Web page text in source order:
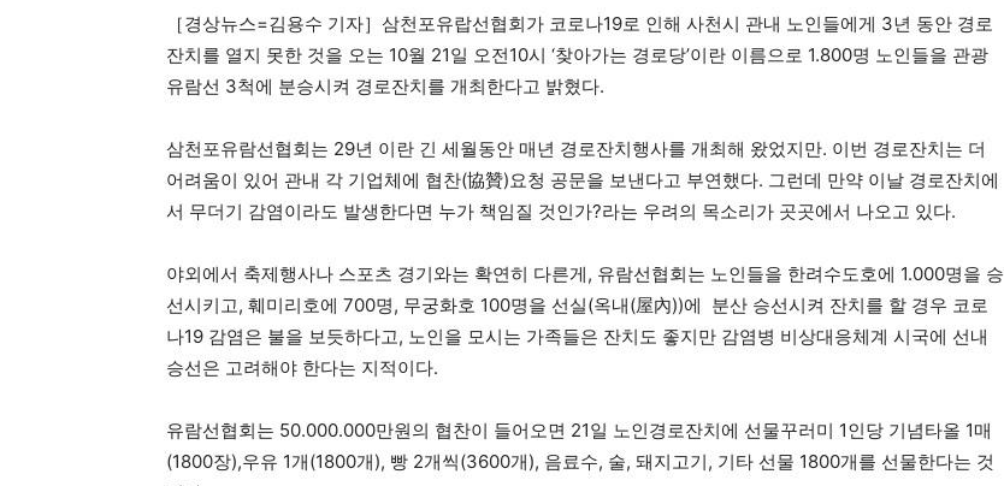
［경상뉴스=김용수 기자］삼천포유랍선협회가 코로나19로 인해 사천시 관내 노인들에게 3년 동안 경로
잔치를 열지 못한 것을 오는 10월 21일 오전10시 ‘찾아가는 경로당’이란 이름으로 1.800명 노인들을 관광
유람선 3척에 분승시켜 경로잔치를 개최한다고 밝혔다.
삼천포유람선협회는 29년 이란 긴 세월동안 매년 경로잔치행사를 개최해 왔었지만. 이번 경로잔치는 더
어려움이 있어 관내 각 기업체에 협찬(協贊)요청 공문을 보낸다고 부연했다. 그런데 만약 이날 경로잔치에
서 무더기 감염이라도 발생한다면 누가 책임질 것인가?라는 우려의 목소리가 곳곳에서 나오고 있다.
야외에서 축제행사나 스포츠 경기와는 확연히 다른게, 유람선협회는 노인들을 한려수도호에 1.000명을 승
선시키고, 훼미리호에 700명, 무궁화호 100명을 선실(옥내(屋內))에 분산 승선시켜 잔치를 할 경우 코로
나19 감염은 불을 보듯하다고, 노인을 모시는 가족들은 잔치도 좋지만 감염병 비상대응체계 시국에 선내
승선은 고려해야 한다는 지적이다.
유람선협회는 50.000.000만원의 협찬이 들어오면 21일 노인경로잔치에 선물꾸러미 1인당 기념타올 1매
(1800장),우유 1개(1800개), 빵 2개씩(3600개), 음료수, 술, 돼지고기, 기타 선물 1800개를 선물한다는 것